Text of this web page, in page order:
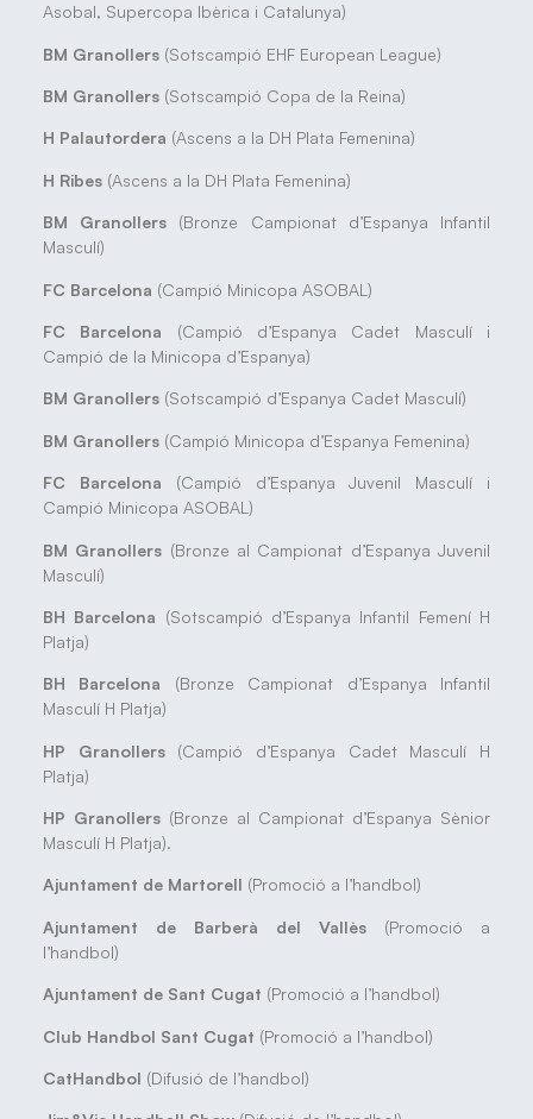
Asobal, Supercopa Ibèrica i Catalunya)
BM Granollers(Sotscampió EHF European League)
BM Granollers (Sotscampió Copa de la Reina)
H Palautordera (Ascens a la DH Plata Femenina)
H Ribes (Ascens a la DH Plata Femenina)
BM Granollers (Bronze Campionat d’Espanya Infantil
Masculí)
FC Barcelona (Campió Minicopa ASOBAL)
FC Barcelona (Campió d’Espanya Cadet Masculí i
Campió de la Minicopa d’Espanya)
BM Granollers(Sotscampió d’Espanya Cadet Masculí)
BM Granollers(Campió Minicopa d’Espanya Femenina)
FC Barcelona (Campió d’Espanya Juvenil Masculí i
Campió Minicopa ASOBAL)
BM Granollers (Bronze al Campionat d’Espanya Juvenil
Masculí)
BH Barcelona (Sotscampió d’Espanya Infantil Femení H
Platja)
BH Barcelona (Bronze Campionat d’Espanya Infantil
Masculí H Platja)
HP Granollers(Campió d’Espanya Cadet Masculí H
Platja)
HP Granollers (Bronze al Campionat d’Espanya Sènior
Masculí H Platja).
Ajuntament de Martorell (Promoció a l’handbol)
Ajuntament de Barberà del Vallès (Promoció a
l’handbol)
Ajuntament de Sant Cugat (Promoció a l’handbol)
Club Handbol Sant Cugat (Promoció a l’handbol)
CatHandbol (Difusió de l’handbol)